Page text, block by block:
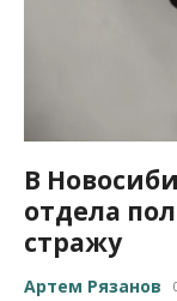
В
отдела
стражу
Артем Рязанов